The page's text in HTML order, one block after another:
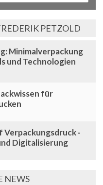
PETZOLD
Minimalverpackung
und Technologien
für
-
Digitalisierung
NEWS